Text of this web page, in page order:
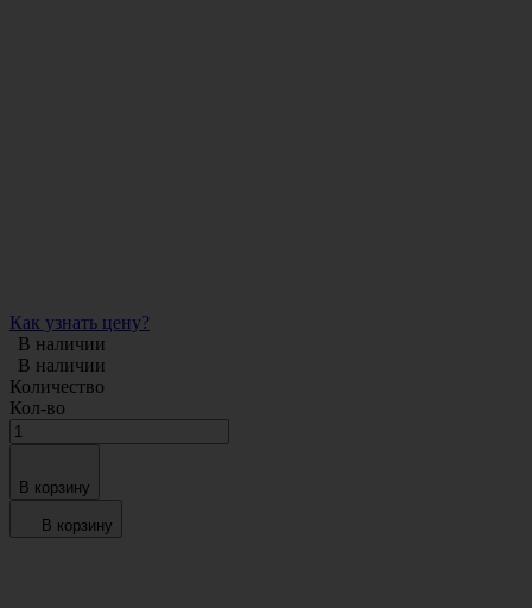
Как узнать цену?
В наличии
В наличии
Количество
Кол-во
В корзину
В корзину